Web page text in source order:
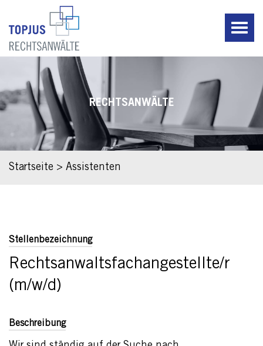
RECHTSANWÄLTE
Startseite > Assistenten
Stellenbezeichnung
Rechtsanwaltsfachangestellte/r
(m/w/d)
Beschreibung